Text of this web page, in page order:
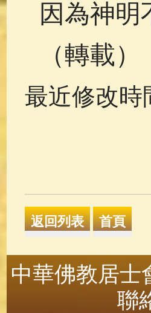
因為神明
（轉載）
最近修改時
中華佛教居士
聯